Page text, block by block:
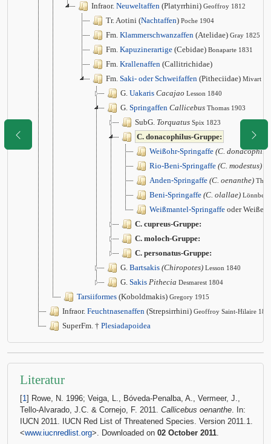
Infraor. Neuweltaffen (Platyrrhini) Geoffroy 1812
Tr. Aotini (Nachtaffen) Poche 1904
Fm. Klammerschwanzaffen (Atelidae) Gray 1825
Fm. Kapuzinerartige (Cebidae) Bonaparte 1831
Fm. Krallenaffen (Callitrichidae)
Fm. Saki- oder Schweifaffen (Pitheciidae) Mivart
G. Uakaris Cacajao Lesson 1840
G. Springaffen Callicebus Thomas 1903
SubG. Torquatus Spix 1823
C. donacophilus-Gruppe:
Weißohr-Springaffe (C.
Rio-Beni-Springaffe (C. modestus)
Anden-Springaffe (C. oenanthe)
Beni-Springaffe (C. olallae)
Weißmantel-Springaffe oder Weißer
C. cupreus-Gruppe:
C. moloch-Gruppe:
C. personatus-Gruppe:
G. Bartsakis (Chiropotes) Lesson 1840
G. Sakis Pithecia Desmarest 1804
Tarsiiformes (Koboldmakis) Gregory 1915
Infraor. Feuchtnasenaffen (Strepsirrhini) Geoffroy Saint-Hilaire
SuperFm. † Plesiadapoidea
Literatur
[1] Rowe, N. 1996; Veiga, L., Bóveda-Penalba, A., Vermeer, J.,
Tello-Alvarado, J.C. & Cornejo, F. 2011. Callicebus oenanthe. In:
IUCN 2011. IUCN Red List of Threatened Species. Version 2011.1.
<www.iucnredlist.org>. Downloaded on 02 October 2011.